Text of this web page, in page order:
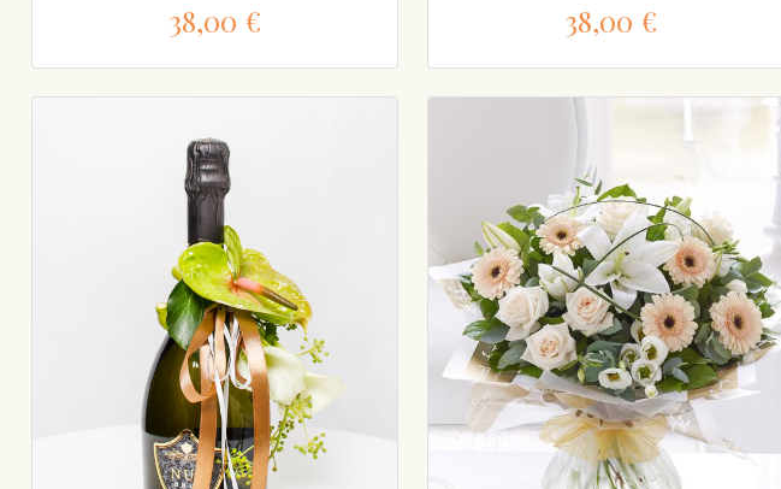
38,00 € 38,00 €